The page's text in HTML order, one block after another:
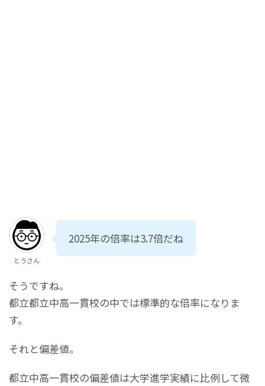
とうさん
2025年の倍率は3.7倍だね
そうですね。
都立都立中高一貫校の中では標準的な倍率になりま
す。
それと偏差値。
都立中高一貫校の偏差値は大学進学実績に比例して微